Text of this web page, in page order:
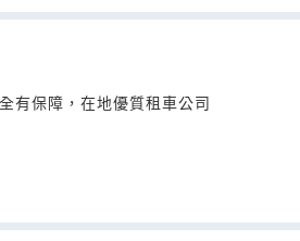
有保障，在地優質租車公司